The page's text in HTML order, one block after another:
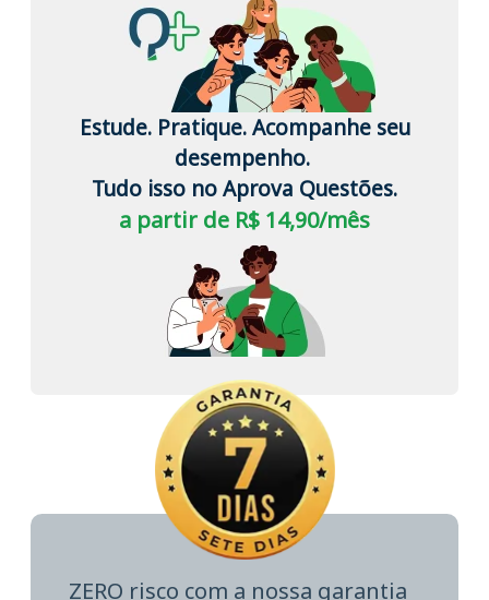
Estude. Pratique. Acompanhe seu
desempenho.
Tudo isso no Aprova Questões.
a partir de R$ 14,90/mês
ZERO risco com a nossa garantia